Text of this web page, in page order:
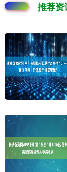
推荐资